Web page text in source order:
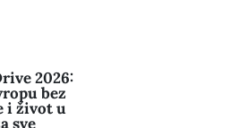
2026:
bez
i život u
sve